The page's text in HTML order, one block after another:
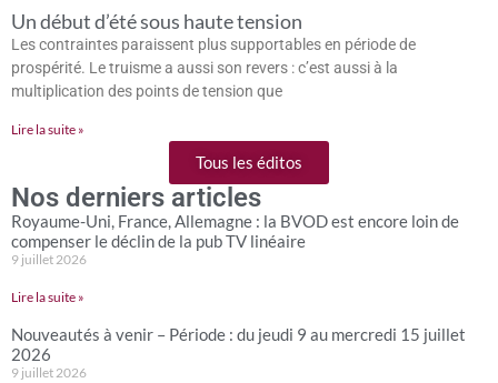
Un début d’été sous haute tension
Les contraintes paraissent plus supportables en période de
prospérité. Le truisme a aussi son revers : c’est aussi à la
multiplication des points de tension que
Lire la suite »
Tous les éditos
Nos derniers articles
Royaume-Uni, France, Allemagne : la BVOD est encore loin de
compenser le déclin de la pub TV linéaire
9 juillet 2026
Lire la suite »
Nouveautés à venir – Période : du jeudi 9 au mercredi 15 juillet
2026
9 juillet 2026